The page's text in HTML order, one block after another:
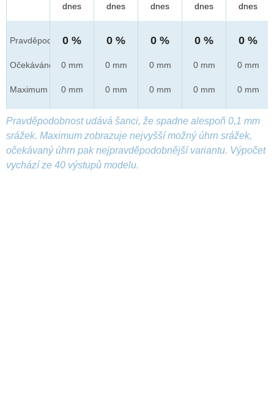
Pravděpod.
Očekáváno
Maximum
dnes
0 %
0 mm
0 mm
dnes
0 %
0 mm
0 mm
dnes
0 %
0 mm
0 mm
dnes
0 %
0 mm
0 mm
dnes
0 %
0 mm
0 mm
Pravděpodobnost udává šanci, že spadne alespoň 0,1 mm
srážek. Maximum zobrazuje nejvyšší možný úhrn srážek,
očekávaný úhrn pak nejpravděpodobnější variantu. Výpočet
vychází ze 40 výstupů modelu.